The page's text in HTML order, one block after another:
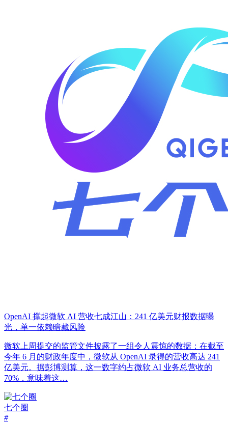
OpenAI 撑起微软 AI 营收七成江山：241 亿美元财报数据曝
光，单一依赖暗藏风险
微软上周提交的监管文件披露了一组令人震惊的数据：在截至
今年 6 月的财政年度中，微软从 OpenAI 录得的营收高达 241
亿美元。据彭博测算，这一数字约占微软 AI 业务总营收的
70%，意味着这…
七个圈
#